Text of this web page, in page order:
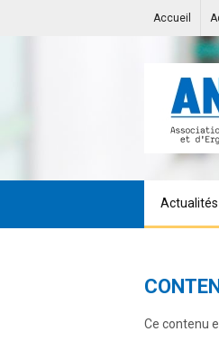
Accueil
Actualités
Ce contenu